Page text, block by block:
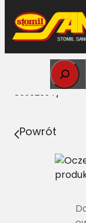
Przejdź
do
treści
Strona główna>
szerokoprofilowy
89502654]
Powrót